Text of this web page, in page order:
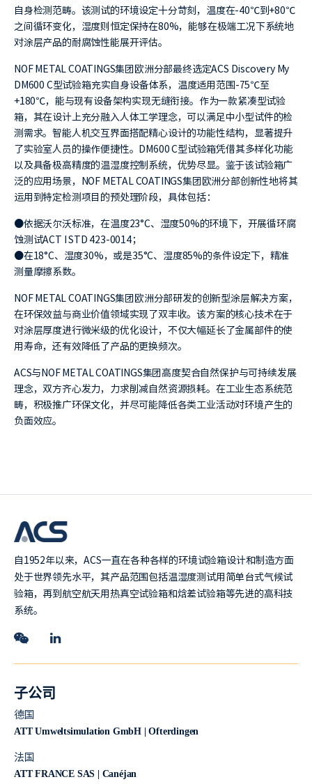
自身检测范畴。该测试的环境设定十分苛刻，温度在-40℃到+80℃
之间循环变化，湿度则恒定保持在80%，能够在极端工况下系统地
对涂层产品的耐腐蚀性能展开评估。
NOF METAL COATINGS集团欧洲分部最终选定ACS Discovery My
DM600 C型试验箱充实自身设备体系，温度适用范围-75℃至
+180℃，能与现有设备架构实现无缝衔接。作为一款紧凑型试验
箱，其在设计上充分融入人体工学理念，可以满足中小型试件的检
测需求。智能人机交互界面搭配精心设计的功能性结构，显著提升
了实验室人员的操作便捷性。DM600 C型试验箱凭借其多样化功能
以及具备极高精度的温湿度控制系统，优势尽显。鉴于该试验箱广
泛的应用场景，NOF METAL COATINGS集团欧洲分部创新性地将其
运用到特定检测项目的预处理阶段，具体包括：
●依据沃尔沃标准，在温度23°C、湿度50%的环境下，开展循环腐
蚀测试ACT I STD 423-0014；
●在18°C、湿度30%，或是35°C、湿度85%的条件设定下，精准
测量摩擦系数。
NOF METAL COATINGS集团欧洲分部研发的创新型涂层解决方案，
在环保效益与商业价值领域实现了双丰收。该方案的核心技术在于
对涂层厚度进行微米级的优化设计，不仅大幅延长了金属部件的使
用寿命，还有效降低了产品的更换频次。
ACS与NOF METAL COATINGS集团高度契合自然保护与可持续发展
理念，双方齐心发力，力求削减自然资源损耗。在工业生态系统范
畴，积极推广环保文化，并尽可能降低各类工业活动对环境产生的
负面效应。
自1952年以来，ACS一直在各种各样的环境试验箱设计和制造方面
处于世界领先水平，其产品范围包括温湿度测试用简单台式气候试
验箱，再到航空航天用热真空试验箱和焓差试验箱等先进的高科技
系统。
子公司
德国
ATT Umweltsimulation GmbH | Ofterdingen
法国
ATT FRANCE SAS | Canéjan